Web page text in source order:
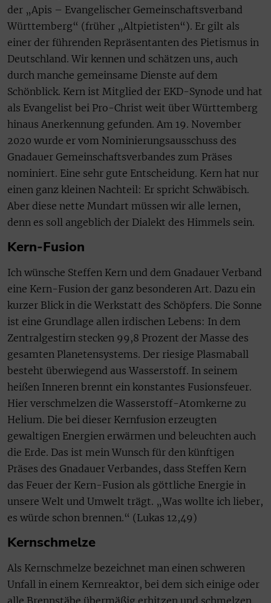
der „Apis – Evangelischer Gemeinschaftsverband
Württemberg“ (früher „Altpietisten“). Er gilt als
einer der führenden Repräsentanten des Pietismus in
Deutschland. Wir kennen und schätzen uns, auch
durch manche gemeinsame Dienste auf dem
Schönblick. Kern ist Mitglied der EKD-Synode und hat
als Evangelist bei Pro-Christ weit über Württemberg
hinaus Anerkennung gefunden. Am 19. November
2020 wurde er vom Nominierungsausschuss des
Gnadauer Gemeinschaftsverbandes zum Präses
nominiert. Eine sehr gute Entscheidung. Kern hat nur
einen ganz kleinen Nachteil: Er spricht Schwäbisch.
Aber diese nette Mundart müssen wir alle lernen,
denn es soll angeblich der Dialekt des Himmels sein.
Kern-Fusion
Ich wünsche Steffen Kern und dem Gnadauer Verband
eine Kern-Fusion der ganz besonderen Art. Dazu ein
kurzer Blick in die Werkstatt des Schöpfers. Die Sonne
ist eine Grundlage allen irdischen Lebens: In dem
Zentralgestirn stecken 99,8 Prozent der Masse des
gesamten Planetensystems. Der riesige Plasmaball
besteht überwiegend aus Wasserstoff. In seinem
heißen Inneren brennt ein konstantes Fusionsfeuer.
Hier verschmelzen die Wasserstoff-Atomkerne zu
Helium. Die bei dieser Kernfusion erzeugten
gewaltigen Energien erwärmen und beleuchten auch
die Erde. Das ist mein Wunsch für den künftigen
Präses des Gnadauer Verbandes, dass Steffen Kern
das Feuer der Kern-Fusion als göttliche Energie in
unsere Welt und Umwelt trägt. „Was wollte ich lieber,
es würde schon brennen.“ (Lukas 12,49)
Kernschmelze
Als Kernschmelze bezeichnet man einen schweren
Unfall in einem Kernreaktor, bei dem sich einige oder